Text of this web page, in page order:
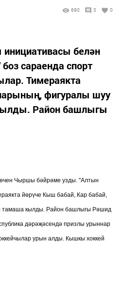
690 0 0
белән
сараенда спорт
Тимераякта
фигуралы шуу
Район башлыгы
Чыршы бәйрәме узды. "Алтын
йөрүче Кыш бабай, Кар бабай,
тамаша кылды. Район башлыгы Рәшид
дәрәҗәсендә призлы урыннар
урын алды. Кышкы хоккей